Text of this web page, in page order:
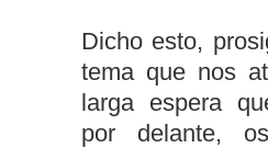
Dicho esto,
tema que nos
larga espera
por delante,